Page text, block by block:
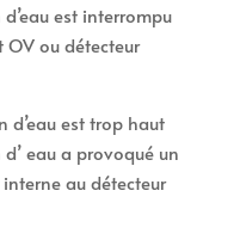
est interrompu
ou détecteur
d’eau est trop haut
eau a provoqué un
au détecteur